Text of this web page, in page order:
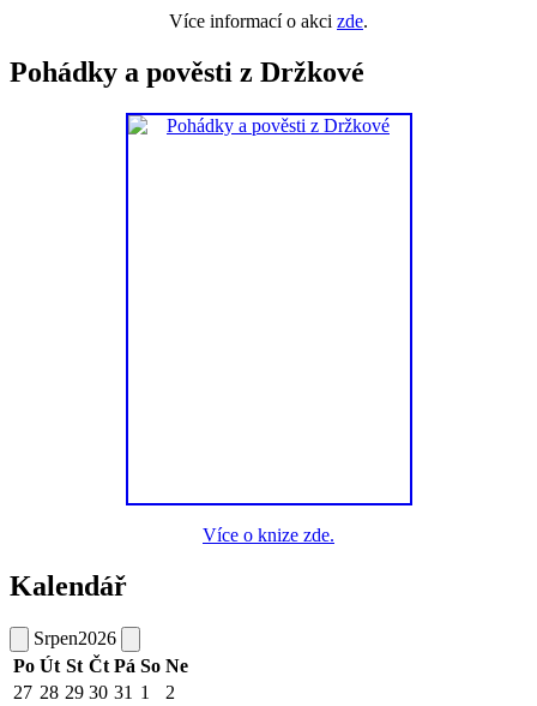
Více informací o akci zde.
Pohádky a pověsti z Držkové
Více o knize zde.
Kalendář
Srpen2026
Po Út St Čt Pá So Ne
27 28 29 30 31 1
2